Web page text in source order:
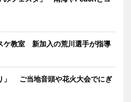
ケ教室 新加入の荒川選手が指導
」 ご当地音頭や花火大会でにぎ